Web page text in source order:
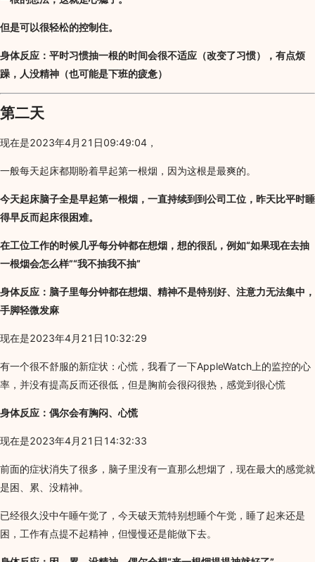
但是可以很轻松的控制住。
身体反应：平时习惯抽一根的时间会很不适应（改变了习惯），有点烦
躁，人没精神（也可能是下班的疲惫）
第二天
现在是2023年4月21日09:49:04，
一般每天起床都期盼着早起第一根烟，因为这根是最爽的。
今天起床脑子全是早起第一根烟，一直持续到到公司工位，昨天比平时睡
得早反而起床很困难。
在工位工作的时候几乎每分钟都在想烟，想的很乱，例如“如果现在去抽
一根烟会怎么样”“我不抽我不抽”
身体反应：脑子里每分钟都在想烟、精神不是特别好、注意力无法集中，
手脚轻微发麻
现在是2023年4月21日10:32:29
有一个很不舒服的新症状：心慌，我看了一下AppleWatch上的监控的心
率，并没有提高反而还很低，但是胸前会很闷很热，感觉到很心慌
身体反应：偶尔会有胸闷、心慌
现在是2023年4月21日14:32:33
前面的症状消失了很多，脑子里没有一直那么想烟了，现在最大的感觉就
是困、累、没精神。
已经很久没中午睡午觉了，今天破天荒特别想睡个午觉，睡了起来还是
困，工作有点提不起精神，但慢慢还是能做下去。